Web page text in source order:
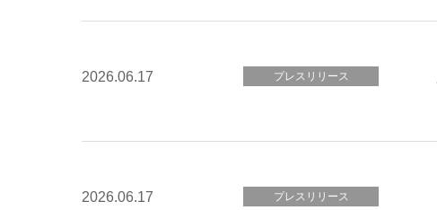
2026.06.17 プレスリリース
2026.06.17 プレスリリース